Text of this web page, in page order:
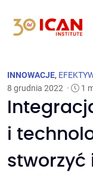
INNOWACJE,
8 grudnia 2022 · 1
i
stworzyć